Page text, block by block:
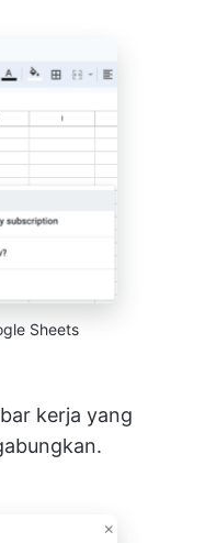
Sheets
kerja yang